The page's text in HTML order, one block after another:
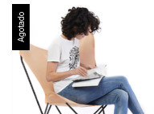
Agotado